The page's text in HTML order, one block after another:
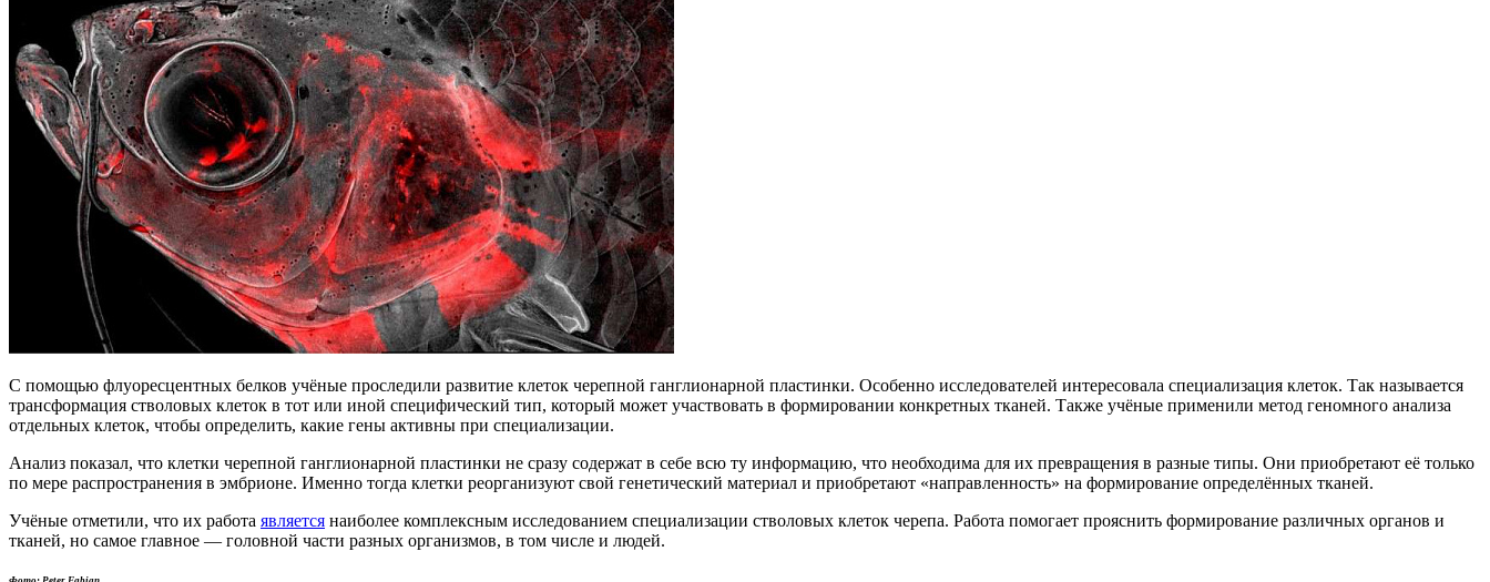
С помощью флуоресцентных белков учёные проследили развитие клеток черепной ганглионарной пластинки. Особенно исследователей интересовала специализация клеток. Так называется
трансформация стволовых клеток в тот или иной специфический тип, который может участвовать в формировании конкретных тканей. Также учёные применили метод геномного анализа
отдельных клеток, чтобы определить, какие гены активны при специализации.
Анализ показал, что клетки черепной ганглионарной пластинки не сразу содержат в себе всю ту информацию, что необходима для их превращения в разные типы. Они приобретают её только
по мере распространения в эмбрионе. Именно тогда клетки реорганизуют свой генетический материал и приобретают «направленность» на формирование определённых тканей.
Учёные отметили, что их работа является наиболее комплексным исследованием специализации стволовых клеток черепа. Работа помогает прояснить формирование различных органов и
тканей, но самое главное — головной части разных организмов, в том числе и людей.